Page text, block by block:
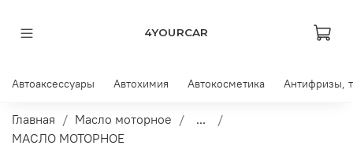
4YOURCAR
Автоаксессуары Автохимия Автокосметика Антифризы,
Главная Масло моторное
...
МАСЛО МОТОРНОЕ